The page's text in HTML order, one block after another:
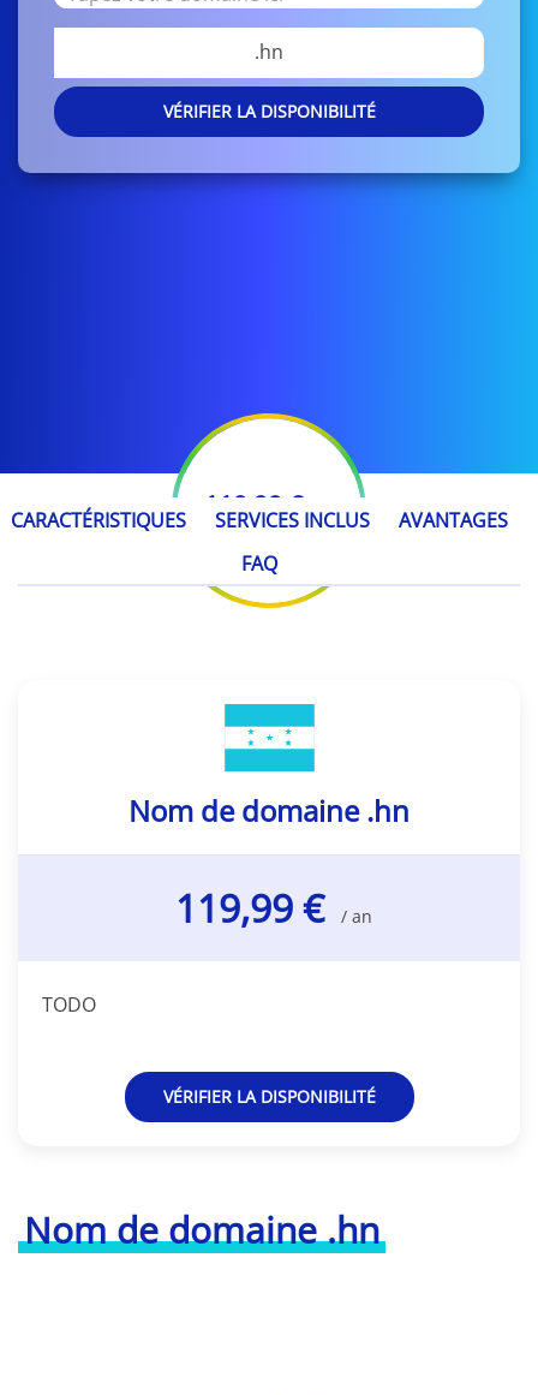
.hn
VÉRIFIER LA DISPONIBILITÉ
119,99 € / an
CARACTÉRISTIQUES SERVICES INCLUS
AVANTAGES
FAQ
Nom de domaine .hn
Nom de domaine .hn
119,99 € / an
TODO
VÉRIFIER LA DISPONIBILITÉ